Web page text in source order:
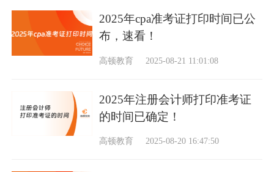
2025年cpa准考证打印时间已公
布，速看！
高顿教育 2025-08-21 11:01:08
2025年注册会计师打印准考证
的时间已确定！
高顿教育 2025-08-20 16:47:50